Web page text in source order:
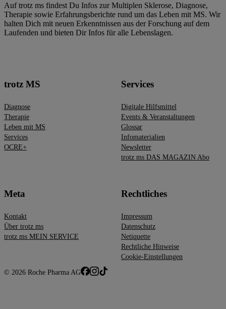
Auf trotz ms findest Du Infos zur Multiplen Sklerose, Diagnose,
Therapie sowie Erfahrungsberichte rund um das Leben mit MS. Wir
halten Dich mit neuen Erkenntnissen aus der Forschung auf dem
Laufenden und bieten Dir Infos für alle Lebenslagen.
trotz MS
Diagnose
Therapie
Leben mit MS
Services
OCRE+
Services
Digitale Hilfsmittel
Events & Veranstaltungen
Glossar
Infomaterialien
Newsletter
trotz ms DAS MAGAZIN Abo
Meta
Kontakt
Über trotz ms
trotz ms MEIN SERVICE
Rechtliches
Impressum
Datenschutz
Netiquette
Rechtliche Hinweise
Cookie-Einstellungen
© 2026 Roche Pharma AG